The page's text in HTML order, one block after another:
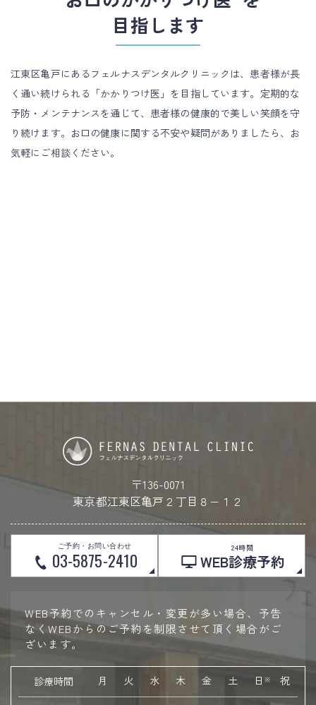
目指します
江東区亀戸にあるフェルナスデンタルクリニックは、患者様が長
く通い続けられる「かかりつけ医」を目指しています。定期的な
予防・メンテナンスを通じて、患者様の健康的で美しい笑顔を守
り続けます。お口の健康に関する不安や疑問がありましたら、お
気軽にご相談ください。
〒136-0071
東京都江東区亀戸２丁目８−１２
ご予約・お問い合わせ
03-5875-2410
24時間
WEB診療予約
WEB予約でのキャンセル・変更が多い場合、予告
なくWEBからのご予約を制限させて頂く場合がご
ざいます。
診療時間 月 火 水 木 金 土 日 ※ 祝